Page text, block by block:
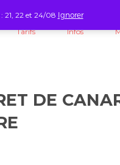
Tarifs Infos
DE
21, 22 et 24/08 Ignorer